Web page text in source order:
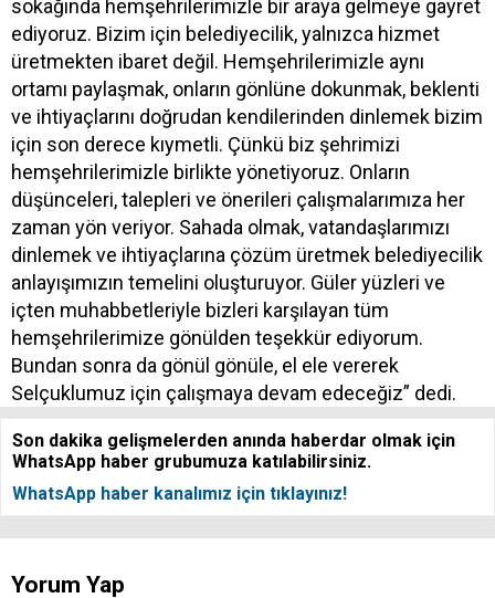
sokağında hemşehrilerimizle bir araya gelmeye gayret
ediyoruz. Bizim için belediyecilik, yalnızca hizmet
üretmekten ibaret değil. Hemşehrilerimizle aynı
ortamı paylaşmak, onların gönlüne dokunmak, beklenti
ve ihtiyaçlarını doğrudan kendilerinden dinlemek bizim
için son derece kıymetli. Çünkü biz şehrimizi
hemşehrilerimizle birlikte yönetiyoruz. Onların
düşünceleri, talepleri ve önerileri çalışmalarımıza her
zaman yön veriyor. Sahada olmak, vatandaşlarımızı
dinlemek ve ihtiyaçlarına çözüm üretmek belediyecilik
anlayışımızın temelini oluşturuyor. Güler yüzleri ve
içten muhabbetleriyle bizleri karşılayan tüm
hemşehrilerimize gönülden teşekkür ediyorum.
Bundan sonra da gönül gönüle, el ele vererek
Selçuklumuz için çalışmaya devam edeceğiz” dedi.
Son dakika gelişmelerden anında haberdar olmak için
WhatsApp haber grubumuza katılabilirsiniz.
WhatsApp haber kanalımız için tıklayınız!
Yorum Yap